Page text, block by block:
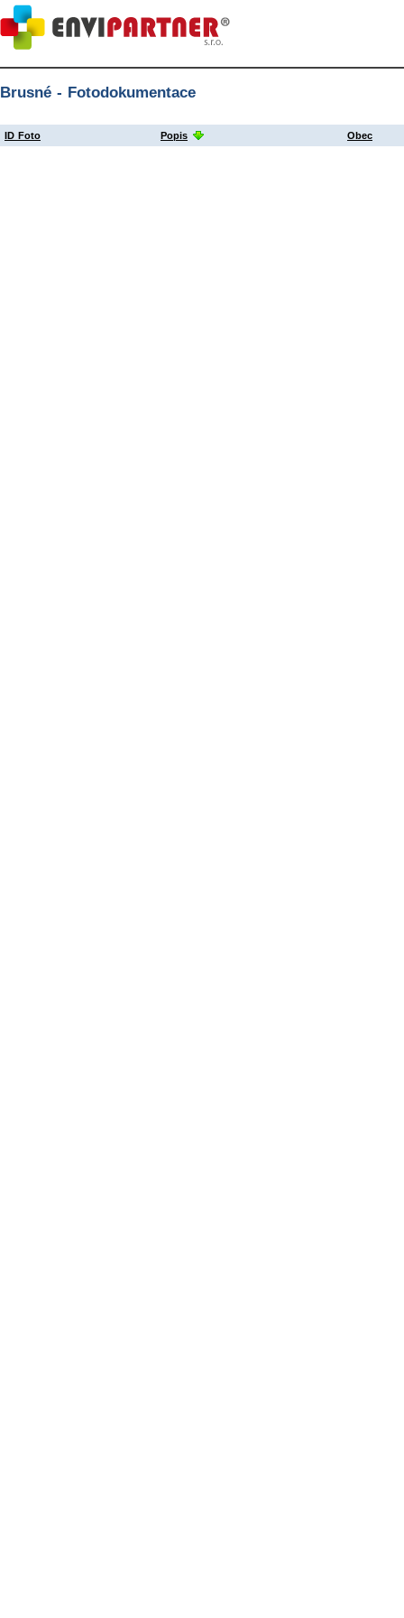
Brusné - Fotodokumentace
ID Foto Popis Obec